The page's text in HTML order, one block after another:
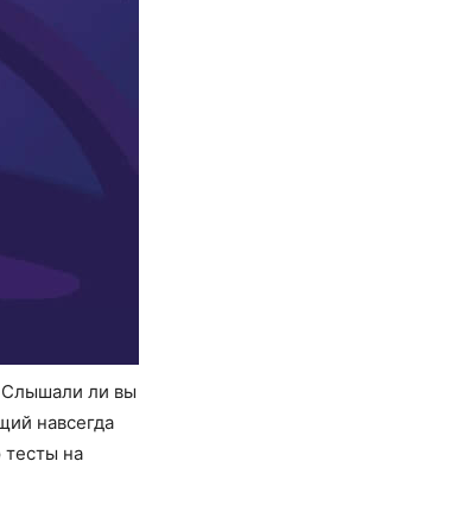
Слышали ли вы
навсегда
на